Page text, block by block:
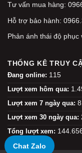
Tư vấn mua hàng:
Hỗ trợ bảo hành:
Phản ánh thái độ phục
THỐNG KÊ TRUY
Đang online: 115
Lượt xem hôm qua:
Lượt xem 7 ngày qua:
Lượt xem 30 ngày qua:
Tổng lượt xem:
Chat Zalo